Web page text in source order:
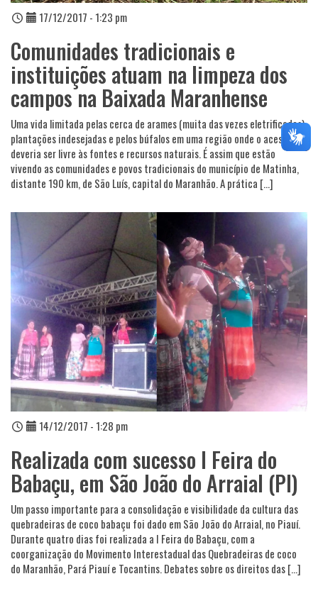
17/12/2017 - 1:23 pm
Comunidades tradicionais e
instituições atuam na limpeza dos
campos na Baixada Maranhense
Uma vida limitada pelas cerca de arames (muita das vezes eletrificadas),
plantações indesejadas e pelos búfalos em uma região onde o acesso
deveria ser livre às fontes e recursos naturais. É assim que estão
vivendo as comunidades e povos tradicionais do município de Matinha,
distante 190 km, de São Luís, capital do Maranhão. A prática […]
14/12/2017 - 1:28 pm
Realizada com sucesso I Feira do
Babaçu, em São João do Arraial (PI)
Um passo importante para a consolidação e visibilidade da cultura das
quebradeiras de coco babaçu foi dado em São João do Arraial, no Piauí.
Durante quatro dias foi realizada a I Feira do Babaçu, com a
coorganização do Movimento Interestadual das Quebradeiras de coco
do Maranhão, Pará Piauí e Tocantins. Debates sobre os direitos das […]